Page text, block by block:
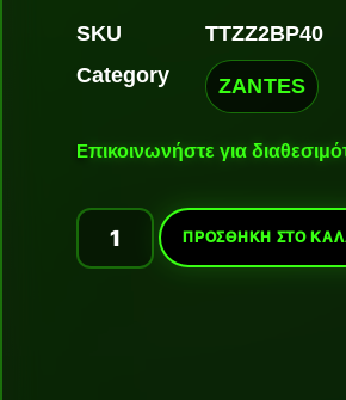
SKU
TTZZ2BP40
Category
ZANTES
Επικοινωνήστε για
ΠΡΟΣΘΉΚΗ ΣΤΟ